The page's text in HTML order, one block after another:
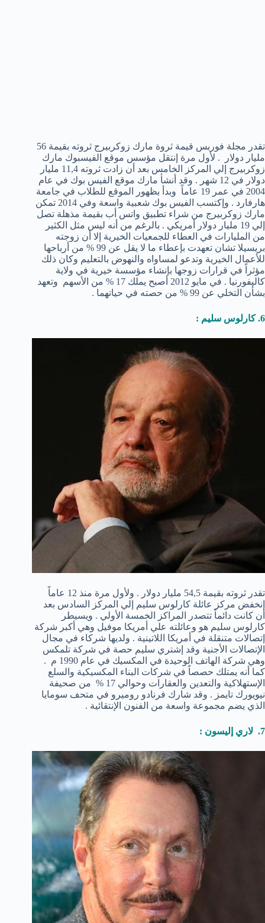
تقدر مجلة فوربس قيمة ثروة مارك زوكربيرج ثروته بقيمة 56
مليار دولار . لأول مرة إنتقل مؤسس موقع الفيسبوك مارك
زوكربيرج إلي المركز الخامس بعد أن زادت ثروته 11,4 مليار
دولار في 12 شهر . وقد أنشأ مارك موقع الفيس بوك في عام
2004 في عمر 19 عاماً وبدأ بظهور الموقع للطلاب في جامعة
هارفارد . وإكتسب الفيس بوك شعبية واسعة وفي 2014 تمكن
مارك زوكربيرج من شراء تطبيق واتس أب بقيمة مذهلة تصل
إلي 19 مليار دولار أمريكي . بالرغم من أنه ليس مثل الكثير
من المليارات في العطاء للجمعيات الخيرية إلا أن زوجته
بريسيلا تشان تعهدت بإعطاء ما لا يقل عن 99 % من أرباحها
للأعمال الخيرية وتدعو لمساواه والنهوض بالتعليم وكان ذلك
مؤثراً في قرارات زوجها بإنشاء مؤسسة خيرية في ولاية
كاليفورنيا . في مايو 2012 أصبح يملك 17 % من الأسهم وتعهد
بشأن التخلي عن 99 % من حصته في حياتهما .
6. كارلوس سليم :
تقدر ثروته بقيمة 54,5 مليار دولار . ولأول مرة منذ 12 عاماً
إنخفض مركز عائلة كارلوس سليم إلي المركز السادس بعد
أن كانت دائماً تتصدر المراكز الخمسة الأولي . ويسيطر
كارلوس سليم هو وعائلته علي أمريكا موفيل وهي أكبر شركة
إتصالات متنقلة في أمريكا اللاتينية . ولديها شركاء في مجال
الإتصالات الأجنية وقد إشتري سليم حصة في شركة تلمكس
وهي شركة الهاتف الوحيدة في المكسيك في عام 1990 م .
كما أنه يمتلك حصصاً في شركات البناء المكسيكية والسلع
الإستهلاكية والتعدين والعقارات وحوالي 17 % من صحيفة
نيويورك تايمز . وقد شارك فرنادو روميرو في متحف سومايا
الذي يضم مجموعة واسعة من الفنون الإنتقائية .
7. لاري إليسون :